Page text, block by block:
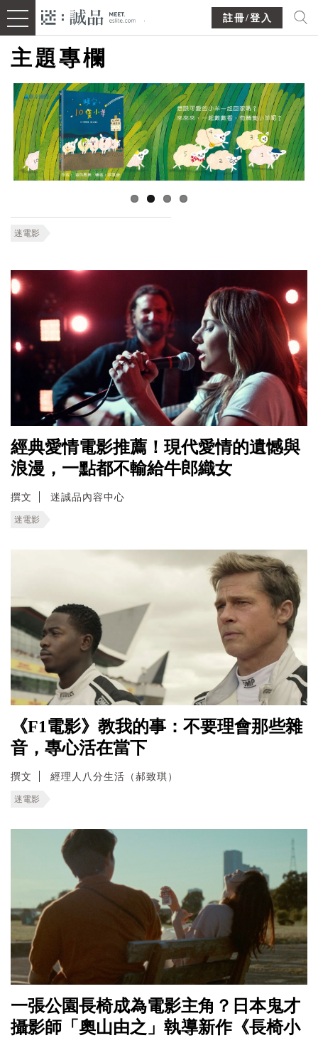
註冊/登入
主題專欄
迷電影
經典愛情電影推薦！現代愛情的遺憾與
浪漫，一點都不輸給牛郎織女
撰文 迷誠品內容中心
迷電影
《F1電影》教我的事：不要理會那些雜
音，專心活在當下
撰文 經理人八分生活（郝致琪）
迷電影
一張公園長椅成為電影主角？日本鬼才
攝影師「奧山由之」執導新作《長椅小